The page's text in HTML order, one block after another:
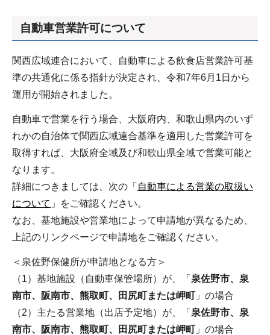
自動車営業許可について
関西広域連合において、自動車による飲食店営業許可基
準の共通化に係る指針が決定され、令和7年6月1日から
運用が開始されました。
自動車で営業を行う場合、大阪府内、和歌山県内のいず
れかの自治体で関西広域連合基準を適用した営業許可を
取得すれば、大阪府全域及び和歌山県全域で営業可能と
なります。
詳細につきましては、次の「 自動車による営業の取扱い
について 」をご確認ください。
なお、基地施設や営業地によって申請地が異なるため、
上記のリンクページで申請地をご確認ください。
＜泉佐野保健所が申請地となる方＞
（1）基地施設（自動車保管場所）が、「 泉佐野市、泉
南市、阪南市、熊取町、田尻町または岬町 」の場合
（2）主たる営業地（出店予定地）が、「 泉佐野市、泉
南市、阪南市、熊取町、田尻町または岬町 」の場合